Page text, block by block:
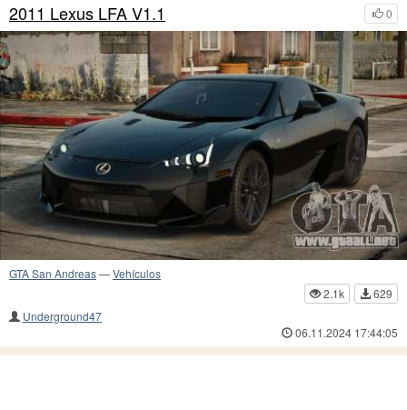
0
2011 Lexus LFA V1.1
GTA San Andreas—Vehículos
2.1k
629
Underground47
06.11.2024 17:44:05